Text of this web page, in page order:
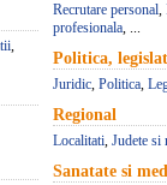
,
Recrutare personal,
profesionala, ...
Politica,
Juridic, Politica,
Regional
Localitati, Judete si
Sanatate si